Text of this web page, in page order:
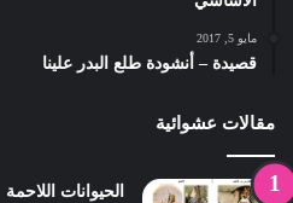
مايو 5, 2017
قصيدة – أنشودة طلع البدر علينا
مقالات عشوائية
الحيوانات اللاحمة